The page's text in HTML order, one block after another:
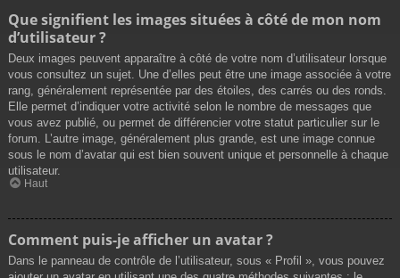
Que signifient les images situées à côté de mon nom
d’utilisateur ?
Deux images peuvent apparaître à côté de votre nom d’utilisateur lorsque
vous consultez un sujet. Une d’elles peut être une image associée à votre
rang, généralement représentée par des étoiles, des carrés ou des ronds.
Elle permet d’indiquer votre activité selon le nombre de messages que
vous avez publié, ou permet de différencier votre statut particulier sur le
forum. L’autre image, généralement plus grande, est une image connue
sous le nom d’avatar qui est bien souvent unique et personnelle à chaque
utilisateur.
Haut
Comment puis-je afficher un avatar ?
Dans le panneau de contrôle de l’utilisateur, sous « Profil », vous pouvez